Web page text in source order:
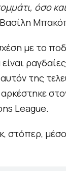
όσο
με το
της
League.
στόπερ,